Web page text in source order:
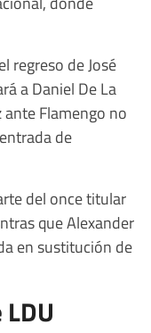
regreso de José
a Daniel De La
ante Flamengo no
de
del once titular
que Alexander
en sustitución de